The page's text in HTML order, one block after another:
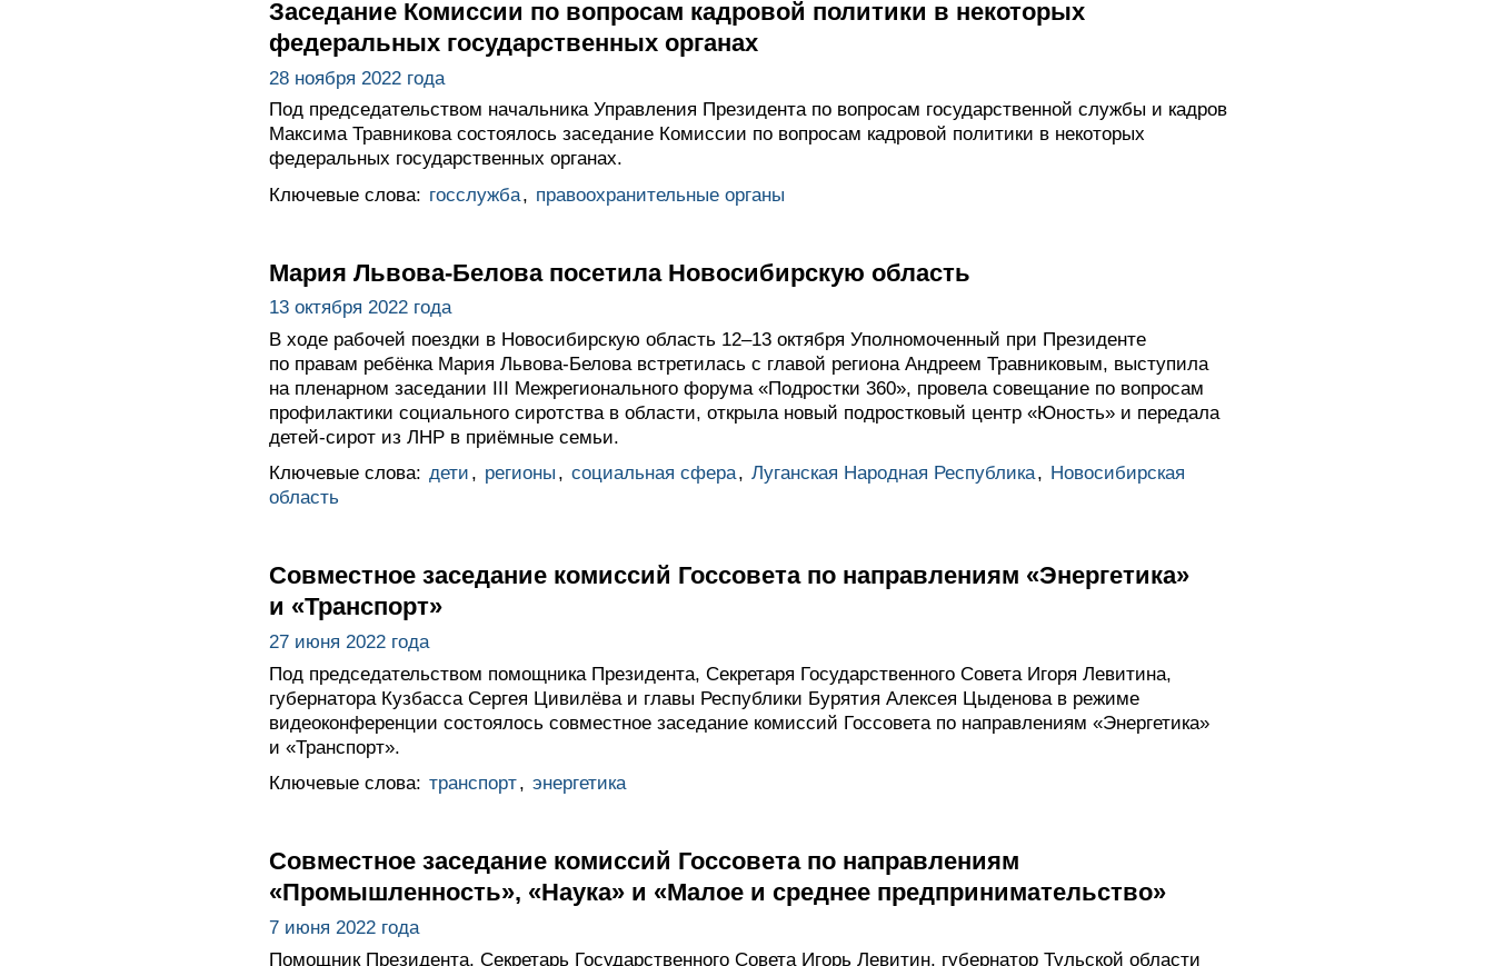
Заседание Комиссии по вопросам кадровой политики в некоторых
федеральных государственных органах
28 ноября 2022 года
Под председательством начальника Управления Президента по вопросам государственной службы и кадров
Максима Травникова состоялось заседание Комиссии по вопросам кадровой политики в некоторых
федеральных государственных органах.
Ключевые слова: госслужба, правоохранительные органы
Мария Львова-Белова посетила Новосибирскую область
13 октября 2022 года
В ходе рабочей поездки в Новосибирскую область 12–13 октября Уполномоченный при Президенте
по правам ребёнка Мария Львова-Белова встретилась с главой региона Андреем Травниковым, выступила
на пленарном заседании III Межрегионального форума «Подростки 360», провела совещание по вопросам
профилактики социального сиротства в области, открыла новый подростковый центр «Юность» и передала
детей-сирот из ЛНР в приёмные семьи.
Ключевые слова: дети , регионы , социальная сфера, Луганская Народная Республика, Новосибирская
область
Cовместное заседание комиссий Госcовета по направлениям «Энергетика»
и «Транспорт»
27 июня 2022 года
Под председательством помощника Президента, Секретаря Государственного Совета Игоря Левитина,
губернатора Кузбасса Сергея Цивилёва и главы Республики Бурятия Алексея Цыденова в режиме
видеоконференции состоялось совместное заседание комиссий Госсовета по направлениям «Энергетика»
и «Транспорт».
Ключевые слова: транспорт, энергетика
Cовместное заседание комиссий Госcовета по направлениям
«Промышленность», «Наука» и «Малое и среднее предпринимательство»
7 июня 2022 года
Помощник Президента, Секретарь Государственного Совета Игорь Левитин, губернатор Тульской области